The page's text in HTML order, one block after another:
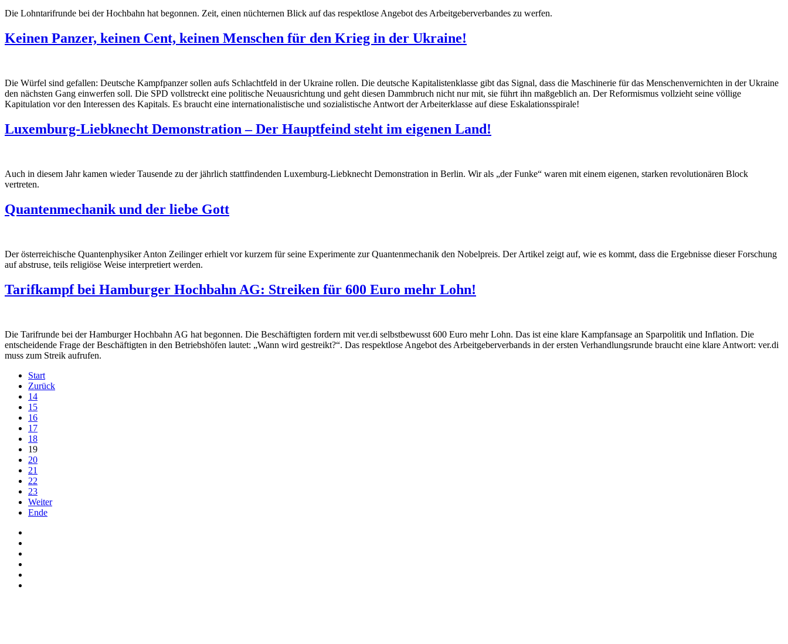
Die Lohntarifrunde bei der Hochbahn hat begonnen. Zeit, einen nüchternen Blick auf das respektlose Angebot des Arbeitgeberverbandes zu werfen.
Keinen Panzer, keinen Cent, keinen Menschen für den Krieg in der Ukraine!
Die Würfel sind gefallen: Deutsche Kampfpanzer sollen aufs Schlachtfeld in der Ukraine rollen. Die deutsche Kapitalistenklasse gibt das Signal, dass die Maschinerie für das Menschenvernichten in der Ukraine
den nächsten Gang einwerfen soll. Die SPD vollstreckt eine politische Neuausrichtung und geht diesen Dammbruch nicht nur mit, sie führt ihn maßgeblich an. Der Reformismus vollzieht seine völlige
Kapitulation vor den Interessen des Kapitals. Es braucht eine internationalistische und sozialistische Antwort der Arbeiterklasse auf diese Eskalationsspirale!
Luxemburg-Liebknecht Demonstration – Der Hauptfeind steht im eigenen Land!
Auch in diesem Jahr kamen wieder Tausende zu der jährlich stattfindenden Luxemburg-Liebknecht Demonstration in Berlin. Wir als „der Funke“ waren mit einem eigenen, starken revolutionären Block
vertreten.
Quantenmechanik und der liebe Gott
Der österreichische Quantenphysiker Anton Zeilinger erhielt vor kurzem für seine Experimente zur Quantenmechanik den Nobelpreis. Der Artikel zeigt auf, wie es kommt, dass die Ergebnisse dieser Forschung
auf abstruse, teils religiöse Weise interpretiert werden.
Tarifkampf bei Hamburger Hochbahn AG: Streiken für 600 Euro mehr Lohn!
Die Tarifrunde bei der Hamburger Hochbahn AG hat begonnen. Die Beschäftigten fordern mit ver.di selbstbewusst 600 Euro mehr Lohn. Das ist eine klare Kampfansage an Sparpolitik und Inflation. Die
entscheidende Frage der Beschäftigten in den Betriebshöfen lautet: „Wann wird gestreikt?“. Das respektlose Angebot des Arbeitgeberverbands in der ersten Verhandlungsrunde braucht eine klare Antwort: ver.di
muss zum Streik aufrufen.
Start
Zurück
14
15
16
17
18
19
20
21
22
23
Weiter
Ende